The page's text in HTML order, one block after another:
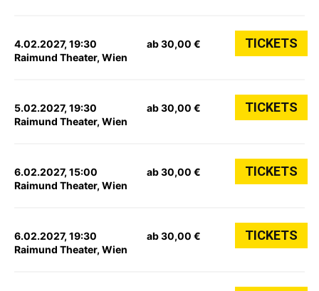
4.02.2027, 19:30
Raimund Theater, Wien
ab 30,00 € TICKETS
5.02.2027, 19:30
Raimund Theater, Wien
ab 30,00 € TICKETS
6.02.2027, 15:00
Raimund Theater, Wien
ab 30,00 € TICKETS
6.02.2027, 19:30
Raimund Theater, Wien
ab 30,00 € TICKETS